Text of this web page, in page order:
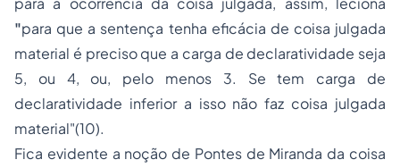
"para que a sentença tenha eficácia de coisa julgada
material é preciso que a carga de declaratividade seja
5, ou 4, ou, pelo menos 3. Se tem carga de
declaratividade inferior a isso não faz coisa julgada
material"(10).
Fica evidente a noção de Pontes de Miranda da coisa